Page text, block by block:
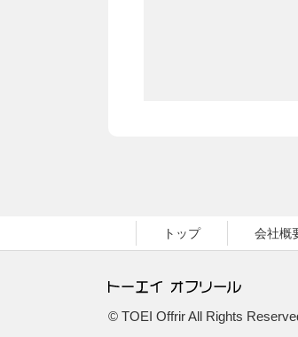
トップ 会社概
© TOEI Offrir All Rights